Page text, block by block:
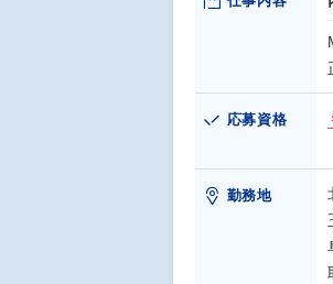
応募資格
勤務地